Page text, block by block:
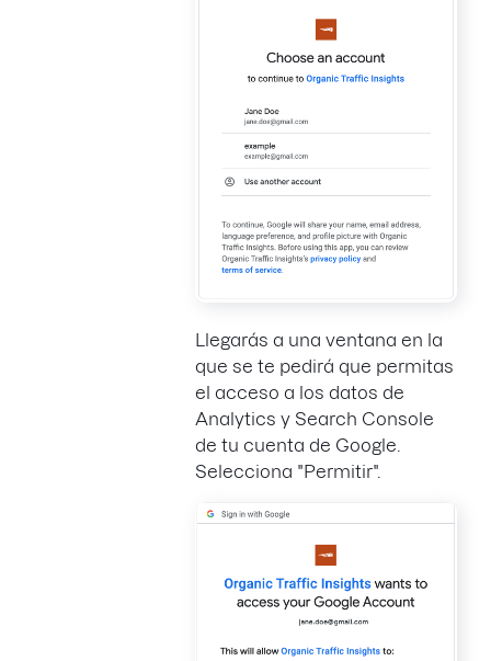
Llegarás a una ventana en la
que se te pedirá que permitas
el acceso a los datos de
Analytics y Search Console
de tu cuenta de Google.
Selecciona "Permitir".